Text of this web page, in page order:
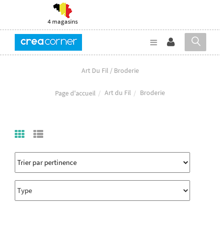
4 magasins
Art Du Fil / Broderie
Page d'accueil Art du Fil Broderie